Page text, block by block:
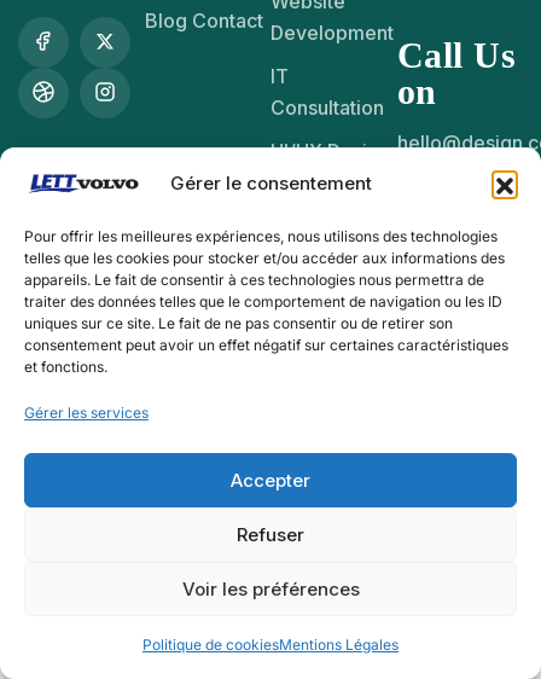
Gérer le consentement
Pour offrir les meilleures expériences, nous utilisons des technologies
telles que les cookies pour stocker et/ou accéder aux informations des
appareils. Le fait de consentir à ces technologies nous permettra de
traiter des données telles que le comportement de navigation ou les ID
uniques sur ce site. Le fait de ne pas consentir ou de retirer son
consentement peut avoir un effet négatif sur certaines caractéristiques
et fonctions.
Gérer les services
Accepter
Refuser
Voir les préférences
Politique de cookiesMentions Légales
Blog Contact Development
IT
Consultation
UI/UX Design
Call Us
on
(+1) 234
LET'S DISCUSS
LET'S DISCUSS
© 2025 – 2035 | All rights reserved by